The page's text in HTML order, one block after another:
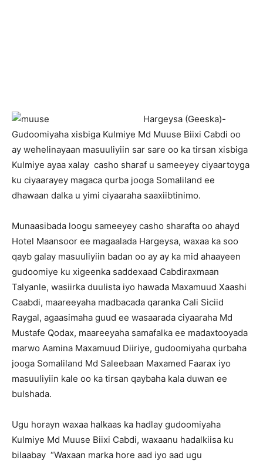
Hargeysa (Geeska)-
Gudoomiyaha xisbiga Kulmiye Md Muuse Biixi Cabdi oo
ay wehelinayaan masuuliyiin sar sare oo ka tirsan xisbiga
Kulmiye ayaa xalay casho sharaf u sameeyey ciyaartoyga
ku ciyaarayey magaca qurba jooga Somaliland ee
dhawaan dalka u yimi ciyaaraha saaxiibtinimo.
Munaasibada loogu sameeyey casho sharafta oo ahayd
Hotel Maansoor ee magaalada Hargeysa, waxaa ka soo
qayb galay masuuliyiin badan oo ay ay ka mid ahaayeen
gudoomiye ku xigeenka saddexaad Cabdiraxmaan
Talyanle, wasiirka duulista iyo hawada Maxamuud Xaashi
Caabdi, maareeyaha madbacada qaranka Cali Siciid
Raygal, agaasimaha guud ee wasaarada ciyaaraha Md
Mustafe Qodax, maareeyaha samafalka ee madaxtooyada
marwo Aamina Maxamuud Diiriye, gudoomiyaha qurbaha
jooga Somaliland Md Saleebaan Maxamed Faarax iyo
masuuliyiin kale oo ka tirsan qaybaha kala duwan ee
bulshada.
Ugu horayn waxaa halkaas ka hadlay gudoomiyaha
Kulmiye Md Muuse Biixi Cabdi, waxaanu hadalkiisa ku
bilaabay “Waxaan marka hore aad iyo aad ugu